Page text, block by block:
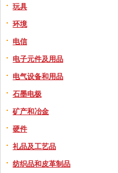
玩具
环境
电信
电子元件及用品
电气设备和用品
石墨电极
矿产和冶金
硬件
礼品及工艺品
纺织品和皮革制品